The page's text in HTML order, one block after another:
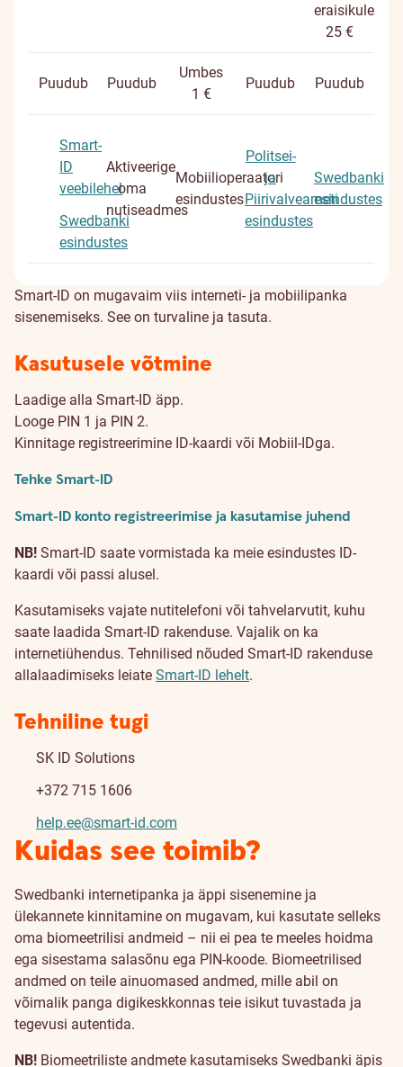
eraisikule
25 €
Puudub Puudub
Umbes
1 €
Puudub Puudub
Smart-
ID
veebilehel
Swedbanki
esindustes
Aktiveerige
oma
nutiseadmes
Mobiilioperaatori
esindustes
Politsei-
ja
Piirivalveameti
esindustes
Swedbanki
esindustes
Smart-ID on mugavaim viis interneti- ja mobiilipanka
sisenemiseks. See on turvaline ja tasuta.
Kasutusele võtmine
Laadige alla Smart-ID äpp.
Looge PIN 1 ja PIN 2.
Kinnitage registreerimine ID-kaardi või Mobiil-IDga.
Tehke Smart-ID
Smart-ID konto registreerimise ja kasutamise juhend
NB! Smart-ID saate vormistada ka meie esindustes ID-
kaardi või passi alusel.
Kasutamiseks vajate nutitelefoni või tahvelarvutit, kuhu
saate laadida Smart-ID rakenduse. Vajalik on ka
internetiühendus. Tehnilised nõuded Smart-ID rakenduse
allalaadimiseks leiate Smart-ID lehelt.
Tehniline tugi
SK ID Solutions
+372 715 1606
help.ee@smart-id.com
Kuidas see toimib?
Swedbanki internetipanka ja äppi sisenemine ja
ülekannete kinnitamine on mugavam, kui kasutate selleks
oma biomeetrilisi andmeid – nii ei pea te meeles hoidma
ega sisestama salasõnu ega PIN-koode. Biomeetrilised
andmed on teile ainuomased andmed, mille abil on
võimalik panga digikeskkonnas teie isikut tuvastada ja
tegevusi autentida.
NB! Biomeetriliste andmete kasutamiseks Swedbanki äpis